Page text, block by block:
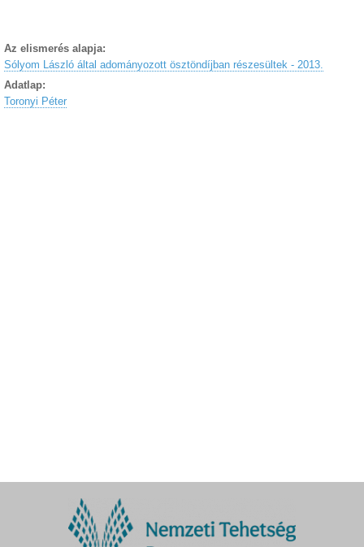
Az elismerés alapja:
Sólyom László által adományozott ösztöndíjban részesültek - 2013.
Adatlap:
Toronyi Péter